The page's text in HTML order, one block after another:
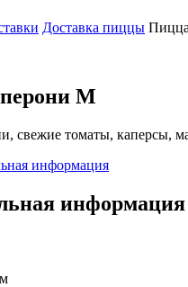
Доставка пиццы
М
свежие томаты, каперсы,
информация
информация